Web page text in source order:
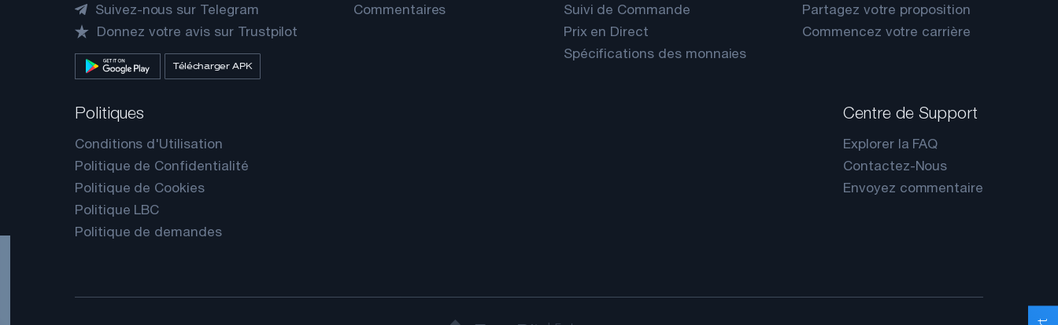
Suivez-nous sur Telegram
Donnez votre avis sur Trustpilot
Télécharger APK
Commentaires
Suivi de Commande
Prix en Direct
Spécifications des monnaies
Partagez votre proposition
Commencez votre carrière
Politiques
Conditions d'Utilisation
Politique de Confidentialité
Politique de Cookies
Politique LBC
Politique de demandes
Centre de Support
Explorer la FAQ
Contactez-Nous
Envoyez commentaire